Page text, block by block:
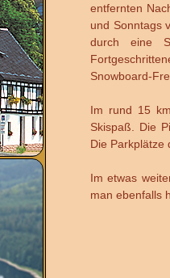
entfernten
und Sonntags
durch eine
Snowboard-
Im rund 15
Skispaß. Die
Die Parkplätze
Im etwas
man ebenfalls